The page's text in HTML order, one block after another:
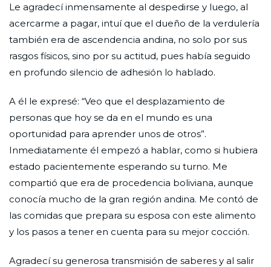
Le agradecí inmensamente al despedirse y luego, al
acercarme a pagar, intuí que el dueño de la verdulería
también era de ascendencia andina, no solo por sus
rasgos físicos, sino por su actitud, pues había seguido
en profundo silencio de adhesión lo hablado.
A él le expresé: “Veo que el desplazamiento de
personas que hoy se da en el mundo es una
oportunidad para aprender unos de otros”.
Inmediatamente él empezó a hablar, como si hubiera
estado pacientemente esperando su turno. Me
compartió que era de procedencia boliviana, aunque
conocía mucho de la gran región andina. Me contó de
las comidas que prepara su esposa con este alimento
y los pasos a tener en cuenta para su mejor cocción.
Agradecí su generosa transmisión de saberes y al salir